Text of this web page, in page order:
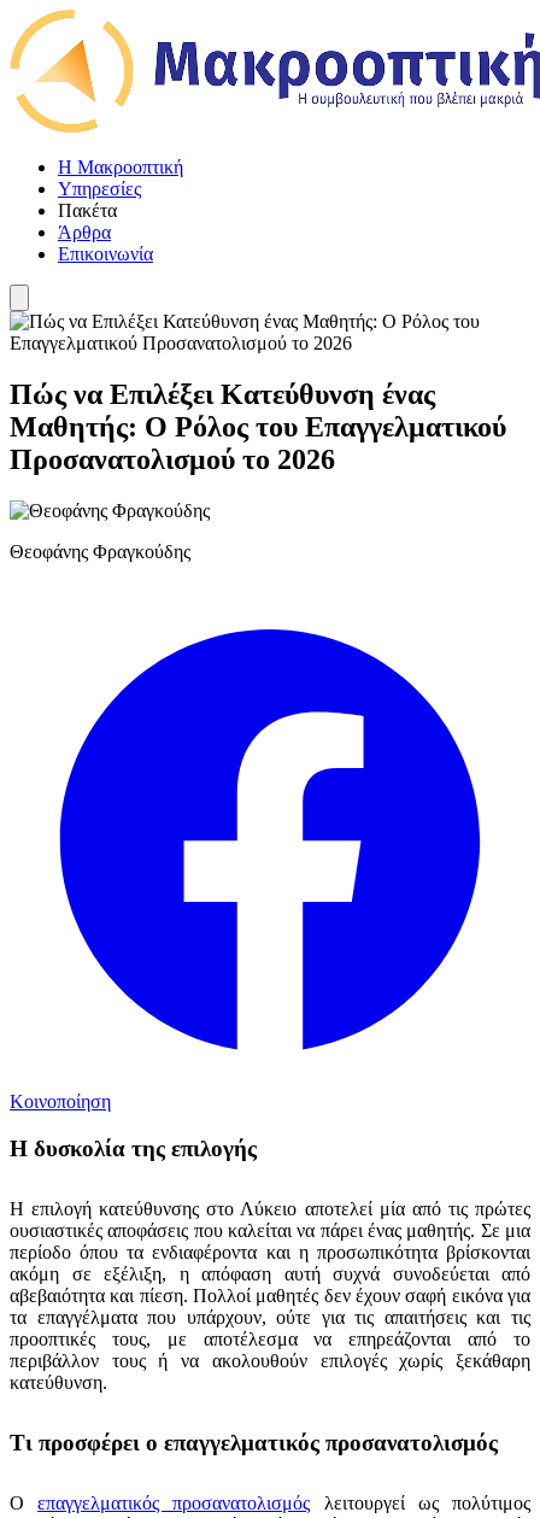
Η Μακροοπτική
Υπηρεσίες
Πακέτα
Άρθρα
Επικοινωνία
Πώς να Επιλέξει Κατεύθυνση ένας
Μαθητής: Ο Ρόλος του Επαγγελματικού
Προσανατολισμού το 2026
Θεοφάνης Φραγκούδης
Κοινοποίηση
Η δυσκολία της επιλογής
Η επιλογή κατεύθυνσης στο Λύκειο αποτελεί μία από τις πρώτες
ουσιαστικές αποφάσεις που καλείται να πάρει ένας μαθητής. Σε μια
περίοδο όπου τα ενδιαφέροντα και η προσωπικότητα βρίσκονται
ακόμη σε εξέλιξη, η απόφαση αυτή συχνά συνοδεύεται από
αβεβαιότητα και πίεση. Πολλοί μαθητές δεν έχουν σαφή εικόνα για
τα επαγγέλματα που υπάρχουν, ούτε για τις απαιτήσεις και τις
προοπτικές τους, με αποτέλεσμα να επηρεάζονται από το
περιβάλλον τους ή να ακολουθούν επιλογές χωρίς ξεκάθαρη
κατεύθυνση.
Τι προσφέρει ο επαγγελματικός προσανατολισμός
Οεπαγγελματικός προσανατολισμός λειτουργεί ως πολύτιμος